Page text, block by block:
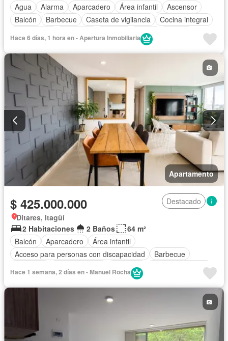
Agua
Alarma Aparcadero Área infantil
Ascensor
Balcón
Barbecue Caseta de vigilancia
Cocina integral
Jardín
Wifi
Hace 6 días, 1 hora en - Apertura Inmobiliaria
Apartamento
$ 425.000.000
Destacado
Ditares, Itagüí
2 Habitaciones
2 Baños
64 m²
Balcón
Aparcadero
Área infantil
Acceso para personas con discapacidad
Barbecue
Ascensor
Vista panorámica
Agua
Hace 1 semana, 2 días en - Manuel Rocha